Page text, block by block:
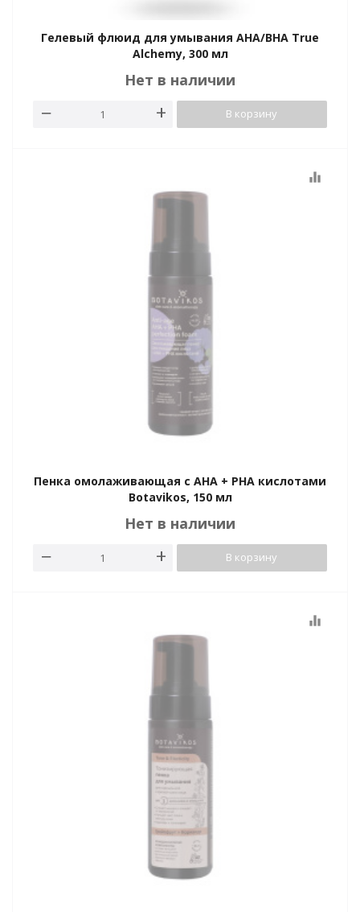
Гелевый флюид для умывания AHA/BHA True
Alchemy, 300 мл
Нет в наличии
В корзину
equalizer
Пенка омолаживающая с AHA + PHA кислотами
Botavikos, 150 мл
Нет в наличии
В корзину
equalizer